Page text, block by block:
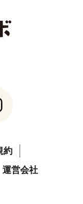
約
運営会社